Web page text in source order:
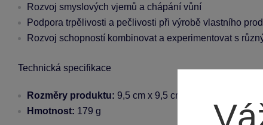
Rozvoj smyslových vjemů a chápání vůní
Podpora trpělivosti a pečlivosti při výrobě vlastního
Rozvoj schopností kombinovat a experimentovat s
Technická specifikace
Rozměry produktu: 9,5 cm x 9,5 cm x 9,5 cm
Hmotnost: 179 g